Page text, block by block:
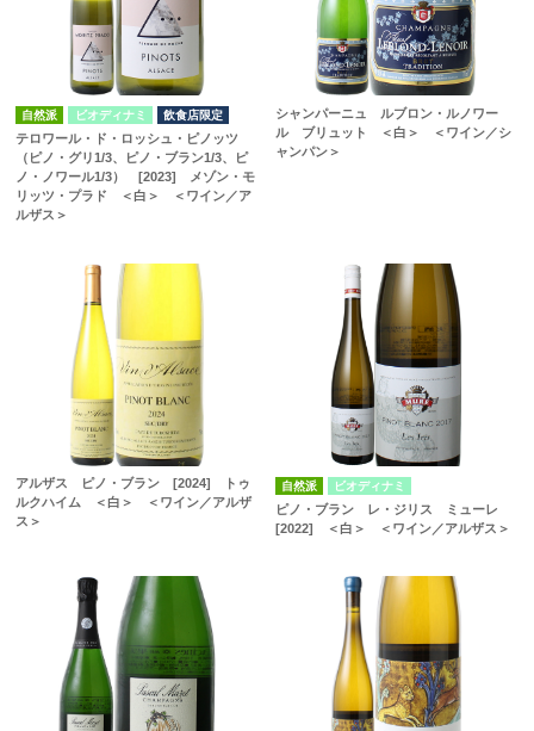
自然派 ビオディナミ 飲食店限定
テロワール・ド・ロッシュ・ピノッツ
（ピノ・グリ1/3、ピノ・ブラン1/3、ピ
ノ・ノワール1/3） [2023] メゾン・モ
リッツ・プラド ＜白＞ ＜ワイン／ア
ルザス＞
シャンパーニュ ルブロン・ルノワー
ル ブリュット ＜白＞ ＜ワイン／シ
ャンパン＞
アルザス ピノ・ブラン [2024] トゥ
ルクハイム ＜白＞ ＜ワイン／アルザ
ス＞
自然派 ビオディナミ
ピノ・ブラン レ・ジリス ミューレ
[2022] ＜白＞ ＜ワイン／アルザス＞